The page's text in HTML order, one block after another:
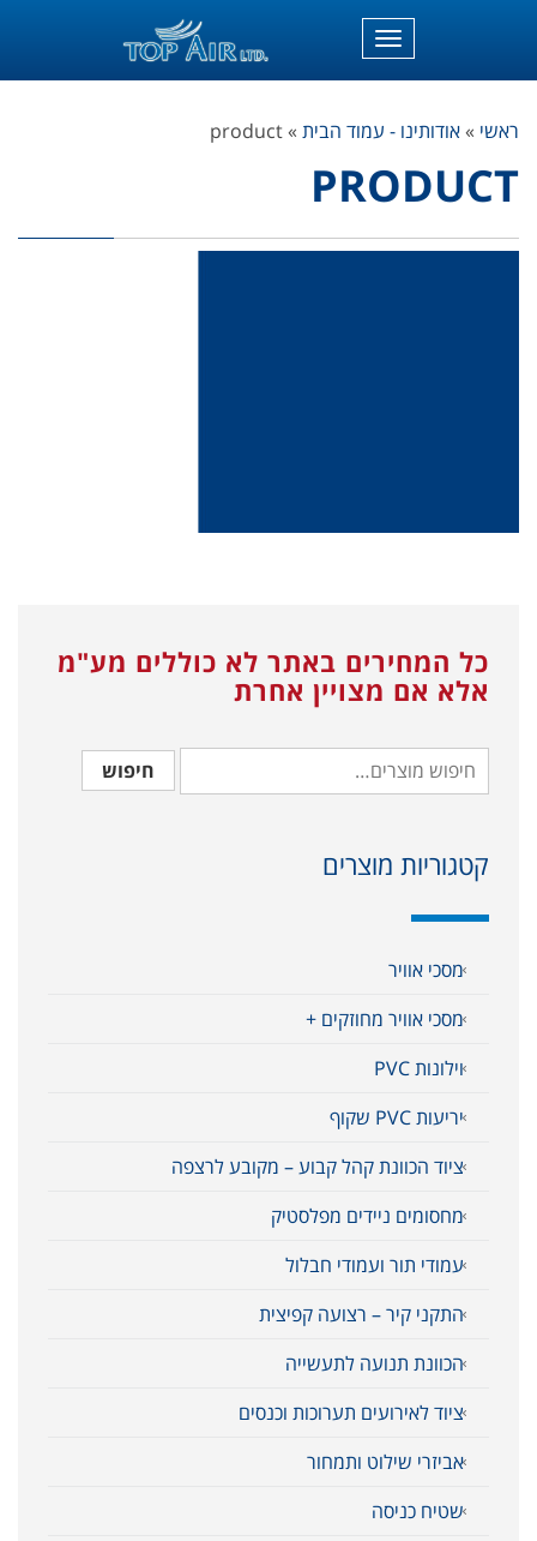
תפריט
ראשי »אודותינו - עמוד הבית »
product
PRODUCT
כל המחירים באתר לא כוללים מע"מ
אלא אם מצויין אחרת
חיפוש
קטגוריות מוצרים
מסכי אוויר
מסכי אוויר מחוזקים +
וילונות PVC
יריעות PVC שקוף
ציוד הכוונת קהל קבוע – מקובע לרצפה
מחסומים ניידים מפלסטיק
עמודי תור ועמודי חבלול
התקני קיר – רצועה קפיצית
הכוונת תנועה לתעשייה
ציוד לאירועים תערוכות וכנסים
אביזרי שילוט ותמחור
שטיח כניסה